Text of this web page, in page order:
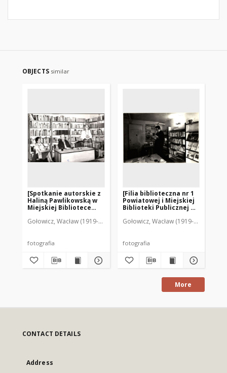
OBJECTS similar
[Spotkanie autorskie z
Haliną Pawlikowską w
Miejskiej Bibliotece
Gołowicz, Wacław (1919-1983). Fot.
fotografia
[Filia biblioteczna nr 1
Powiatowej i Miejskiej
Biblioteki Publicznej w
Gołowicz, Wacław (1919-1983). Fot.
fotografia
More
CONTACT DETAILS
Address